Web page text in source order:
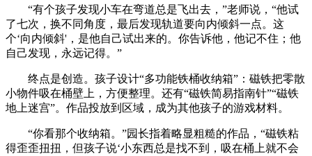
“有个孩子发现小车在弯道总是飞出去，”老师说，“他试
了七次，换不同角度，最后发现轨道要向内倾斜一点。这
个‘向内倾斜'，是他自己试出来的。你告诉他，他记不住；他
自己发现，永远记得。”
终点是创造。孩子设计“多功能铁桶收纳箱”：磁铁把零散
小物件吸在桶壁上，方便整理。还有“磁铁简易指南针”“磁铁
地上迷宫”。作品投放到区域，成为其他孩子的游戏材料。
“你看那个收纳箱。”园长指着略显粗糙的作品，“磁铁粘
得歪歪扭扭，但孩子说‘小东西总是找不到，吸在桶上就不会